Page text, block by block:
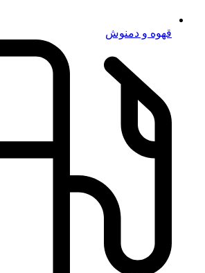
قهوه و دمنوش